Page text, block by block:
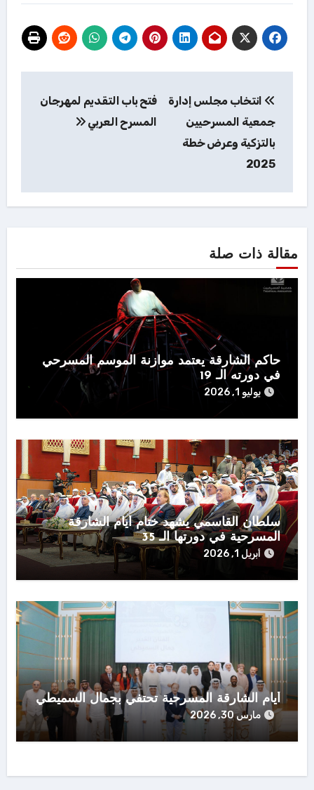
المقالات
انتخاب مجلس إدارة
جمعية المسرحيين
بالتزكية وعرض خطة
2025
فتح باب التقديم لمهرجان
المسرح العربي
مقالة ذات صلة
حاكم الشارقة يعتمد موازنة الموسم المسرحي
في دورته الـ 19
يوليو 1, 2026
سلطان القاسمي يشهد ختام أيام الشارقة
المسرحية في دورتها الـ 35
أبريل 1, 2026
أيام الشارقة المسرحية تحتفي بجمال السميطي
مارس 30, 2026